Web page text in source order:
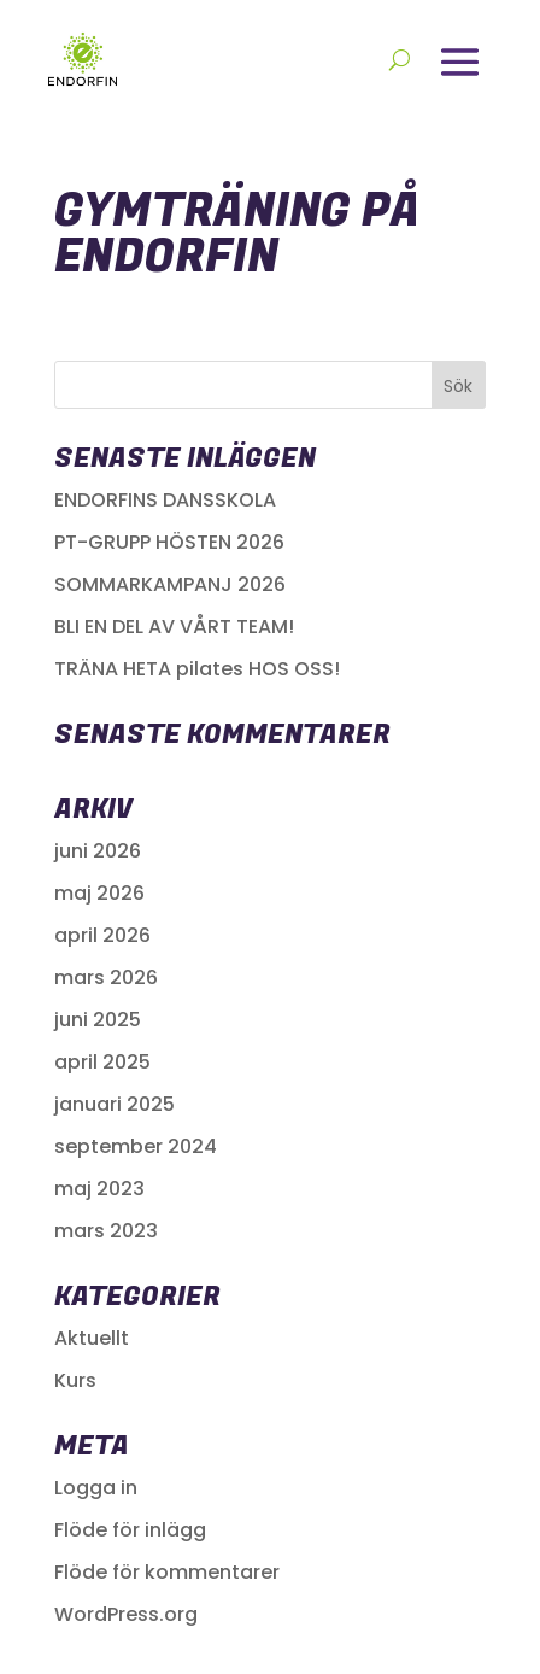
GYMTRÄNING PÅ
ENDORFIN
SENASTE INLÄGGEN
ENDORFINS DANSSKOLA
PT-GRUPP HÖSTEN 2026
SOMMARKAMPANJ 2026
BLI EN DEL AV VÅRT TEAM!
TRÄNA HETA pilates HOS OSS!
SENASTE KOMMENTARER
ARKIV
juni 2026
maj 2026
april 2026
mars 2026
juni 2025
april 2025
januari 2025
september 2024
maj 2023
mars 2023
KATEGORIER
Aktuellt
Kurs
META
Logga in
Flöde för inlägg
Flöde för kommentarer
WordPress.org